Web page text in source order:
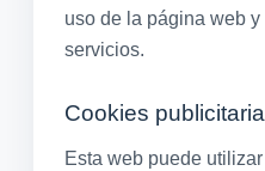
uso de la página web
servicios.
Cookies
Esta web puede